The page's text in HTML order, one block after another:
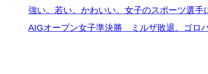
強い。若い。かわいい。女子のスポーツ選
AIGオープン女子準決勝 ミルザ敗退。ゴロ